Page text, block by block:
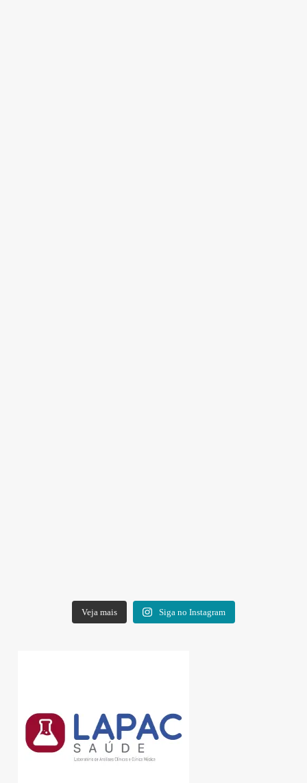
Veja mais Siga no Instagram